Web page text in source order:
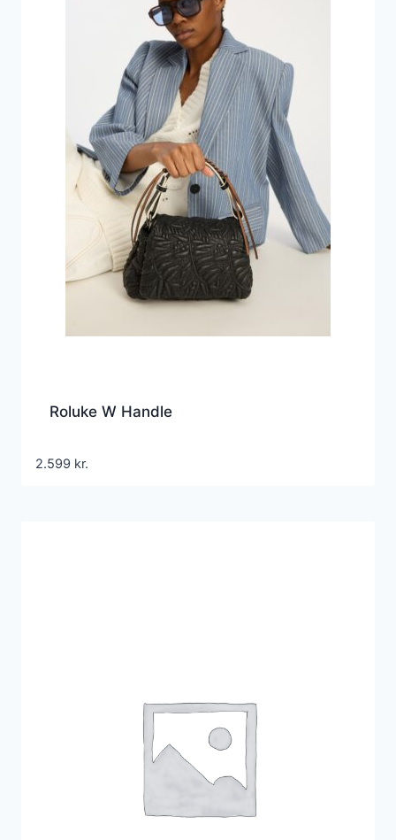
Roluke W Handle
2.599 kr.